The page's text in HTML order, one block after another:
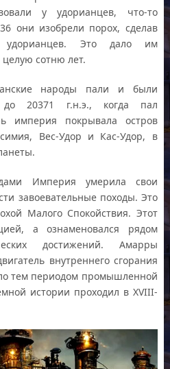
у удорианцев, что-то
они изобрели порох, сделав
Это дало им
сотню лет.
народы пали и были
20371 г.н.э., когда пал
империя покрывала остров
Вес-Удор и Кас-Удор, в
Империя умерила свои
завоевательные походы. Это
Малого Спокойствия. Этот
а ознаменовался рядом
достижений. Амарры
внутреннего сгорания
тем периодом промышленной
истории проходил в XVIII-